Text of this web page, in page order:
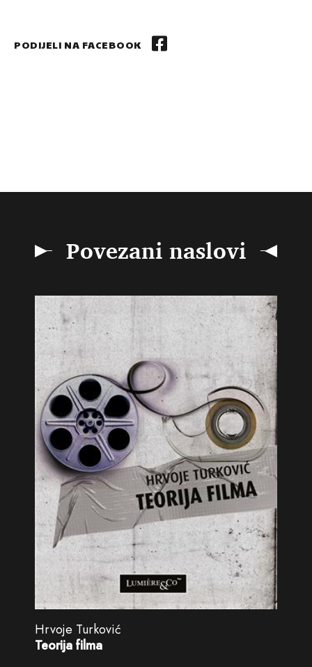
PODIJELI NA FACEBOOK
Povezani naslovi
Hrvoje Turković
Teorija filma